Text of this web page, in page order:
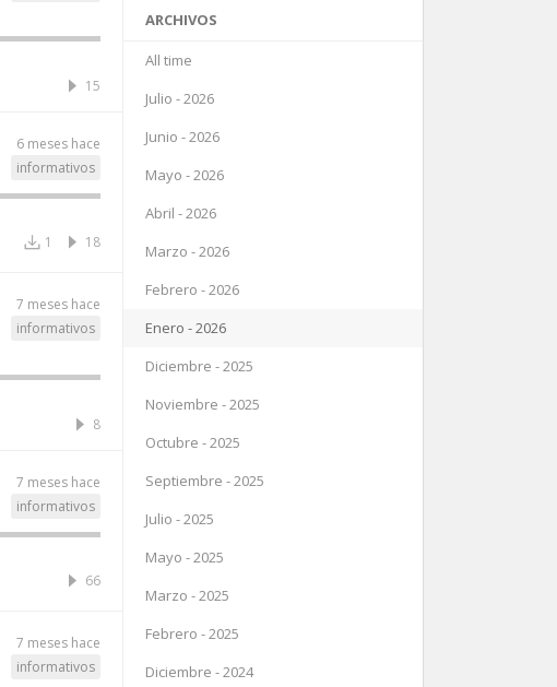
15
6 meses hace
informativos
18
1
7 meses hace
informativos
8
7 meses hace
informativos
66
7 meses hace
informativos
ARCHIVOS
All time
Julio - 2026
Junio - 2026
Mayo - 2026
Abril - 2026
Marzo - 2026
Febrero - 2026
Enero - 2026
Diciembre - 2025
Noviembre - 2025
Octubre - 2025
Septiembre - 2025
Julio - 2025
Mayo - 2025
Marzo - 2025
Febrero - 2025
Diciembre - 2024